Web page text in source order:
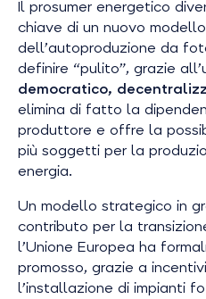
Il prosumer energetico
chiave di un nuovo
dell’autoproduzione da
definire “pulito”, grazie
democratico,
elimina di fatto la
produttore e offre la
più soggetti per la
energia.
Un modello strategico in
contributo per la
l’Unione Europea ha
promosso, grazie a
l’installazione di impianti